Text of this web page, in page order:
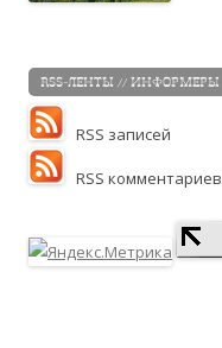
RSS-ЛЕНТЫ // ИНФОРМЕРЫ
RSS записей
RSS комментариев